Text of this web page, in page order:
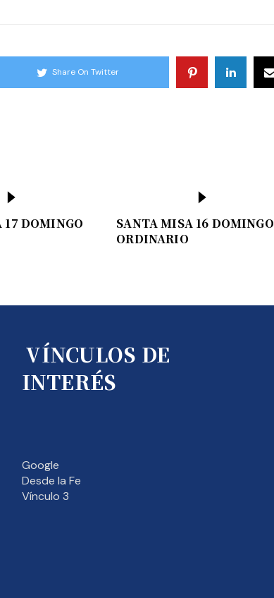
Share On Twitter
17 DOMINGO
SANTA MISA 16 DOMINGO
ORDINARIO
VÍNCULOS DE
INTERÉS
Google
Desde la Fe
Vínculo 3